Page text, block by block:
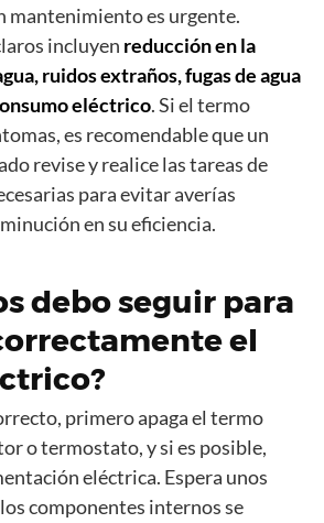
mantenimiento es urgente.
incluyen reducción en la
ruidos extraños, fugas de agua
eléctrico. Si el termo
es recomendable que un
revise y realice las tareas de
para evitar averías
en su eficiencia.
debo seguir para
el
primero apaga el termo
o termostato, y si es posible,
eléctrica. Espera unos
componentes internos se